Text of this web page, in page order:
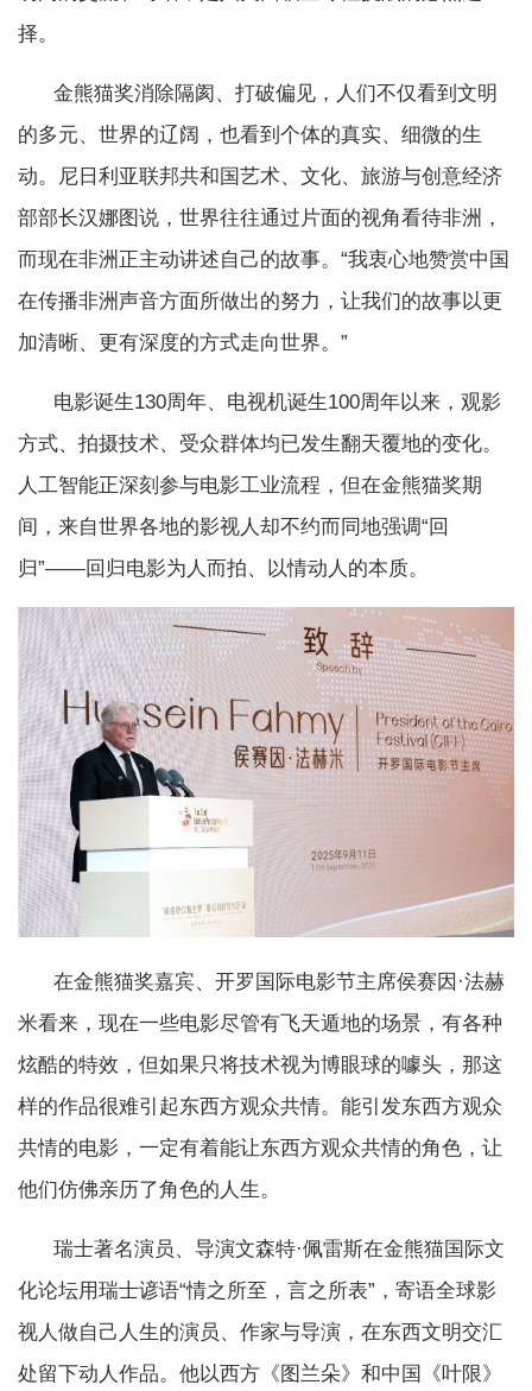
择。
金熊猫奖消除隔阂、打破偏见，人们不仅看到文明
的多元、世界的辽阔，也看到个体的真实、细微的生
动。尼日利亚联邦共和国艺术、文化、旅游与创意经济
部部长汉娜图说，世界往往通过片面的视角看待非洲，
而现在非洲正主动讲述自己的故事。“我衷心地赞赏中国
在传播非洲声音方面所做出的努力，让我们的故事以更
加清晰、更有深度的方式走向世界。”
电影诞生130周年、电视机诞生100周年以来，观影
方式、拍摄技术、受众群体均已发生翻天覆地的变化。
人工智能正深刻参与电影工业流程，但在金熊猫奖期
间，来自世界各地的影视人却不约而同地强调“回
归”——回归电影为人而拍、以情动人的本质。
在金熊猫奖嘉宾、开罗国际电影节主席侯赛因·法赫
米看来，现在一些电影尽管有飞天遁地的场景，有各种
炫酷的特效，但如果只将技术视为博眼球的噱头，那这
样的作品很难引起东西方观众共情。能引发东西方观众
共情的电影，一定有着能让东西方观众共情的角色，让
他们仿佛亲历了角色的人生。
瑞士著名演员、导演文森特·佩雷斯在金熊猫国际文
化论坛用瑞士谚语“情之所至，言之所表”，寄语全球影
视人做自己人生的演员、作家与导演，在东西文明交汇
处留下动人作品。他以西方《图兰朵》和中国《叶限》